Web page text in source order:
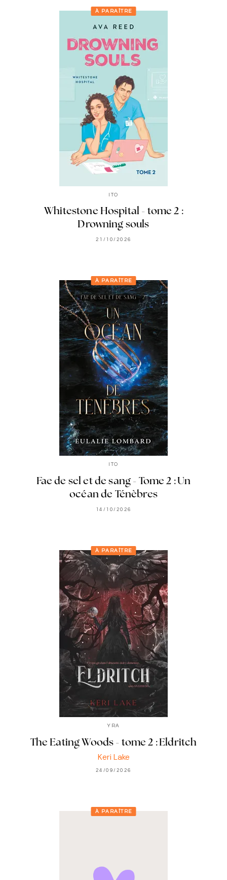
À PARAÎTRE
ITO
Whitestone Hospital - tome 2 :
Drowning souls
21/10/2026
À PARAÎTRE
ITO
Fae de sel et de sang - Tome 2 : Un
océan de Ténèbres
14/10/2026
À PARAÎTRE
YRA
The Eating Woods - tome 2 : Eldritch
Keri Lake
24/09/2026
À PARAÎTRE